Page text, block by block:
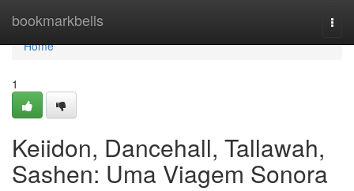
bookmarkbells
Home
Home
1
Keiidon, Dancehall, Tallawah,
Sashen: Uma Viagem Sonora